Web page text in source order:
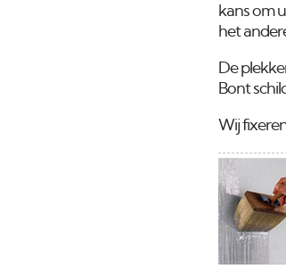
kans om
het
De
Bont
Wij